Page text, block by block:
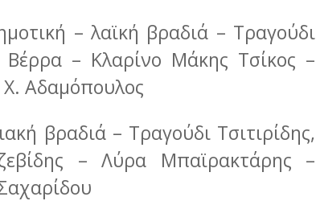
– λαϊκή βραδιά – Τραγούδι
– Κλαρίνο Μάκης Τσίκος –
Χ. Αδαμόπουλος
βραδιά – Τραγούδι Τσιτιρίδης,
– Λύρα Μπαϊρακτάρης –